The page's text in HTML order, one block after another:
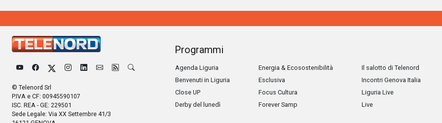
© Telenord Srl
P.IVA e CF: 00945590107
ISC. REA - GE: 229501
Sede Legale: Via XX Settembre 41/3
Programmi
Agenda Liguria
Benvenuti in Liguria
Close UP
Derby del lunedì
Energia & Ecosostenibilità
Esclusiva
Focus Cultura
Forever Samp
Il salotto di Telenord
Incontri Genova Italia
Liguria Live
Live